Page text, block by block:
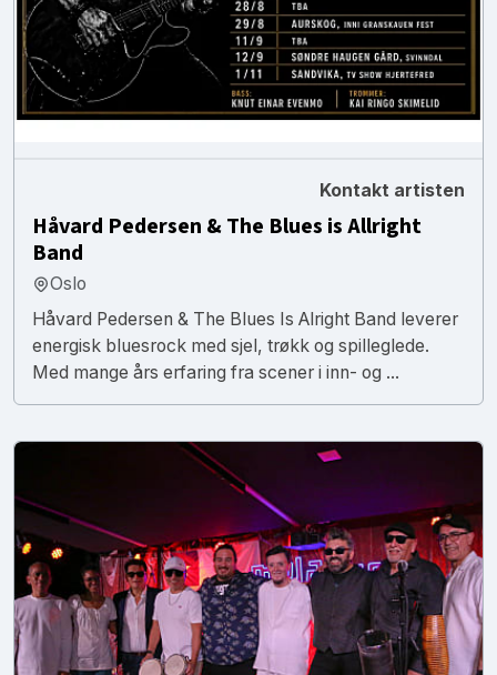
Kontakt artisten
Håvard Pedersen & The Blues is Allright
Band
Oslo
Håvard Pedersen & The Blues Is Alright Band leverer
energisk bluesrock med sjel, trøkk og spilleglede.
Med mange års erfaring fra scener i inn- og ...